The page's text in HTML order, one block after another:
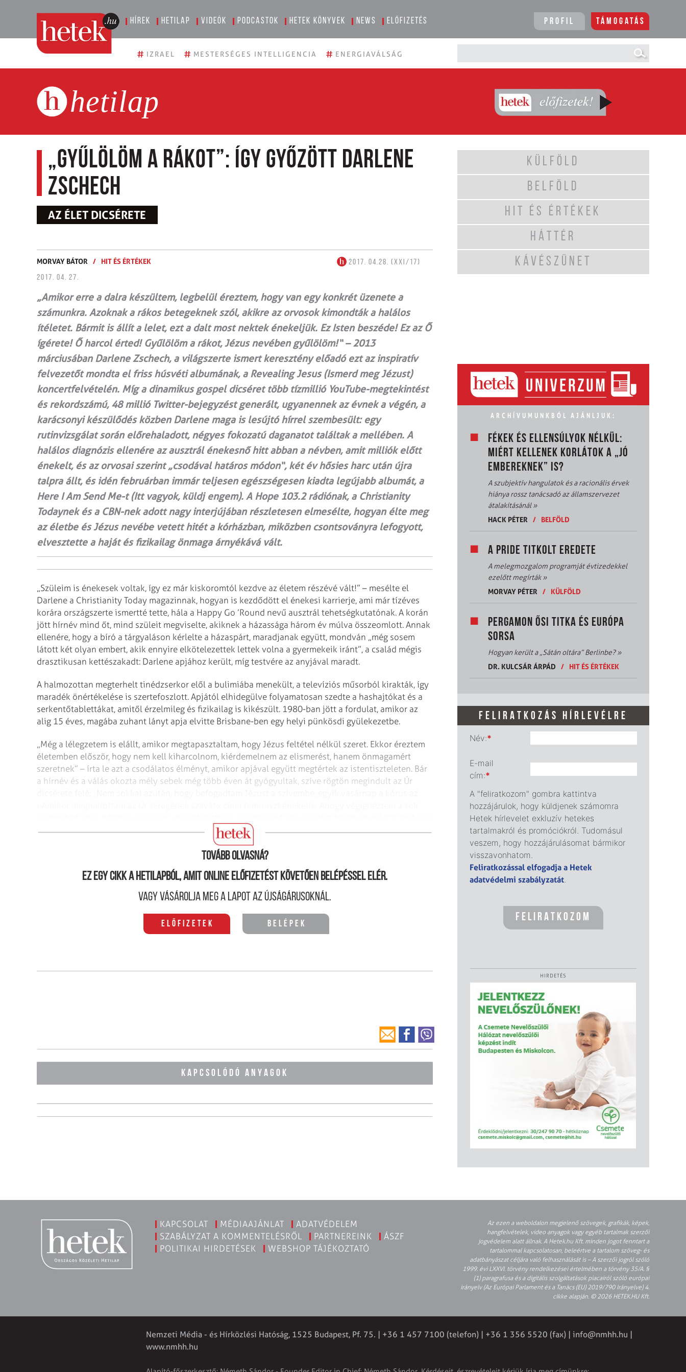
Hírek Hetilap Videók Podcastok Hetek könyvek News Előfizetés Profil Támogatás
# IZRAEL # MESTERSÉGES INTELLIGENCIA # ENERGIAVÁLSÁG
hetilap
„Gyűlölöm a rákot”: Így győzött Darlene
Zschech
AZ ÉLET DICSÉRETE
MORVAY BÁTOR / HIT ÉS ÉRTÉKEK
2017. 04.28. (XXI/17)
2017. 04. 27.
„Amikor erre a dalra készültem, legbelül éreztem, hogy van egy konkrét üzenete a
számunkra. Azoknak a rákos betegeknek szól, akikre az orvosok kimondták a halálos
ítéletet. Bármit is állít a lelet, ezt a dalt most nektek énekeljük. Ez Isten beszéde! Ez az Ő
ígérete! Ő harcol érted! Gyűlölöm a rákot, Jézus nevében gyűlölöm!“ – 2013
márciusában Darlene Zschech, a világszerte ismert keresztény előadó ezt az inspiratív
felvezetőt mondta el friss húsvéti albumának, a Revealing Jesus (Ismerd meg Jézust)
koncertfelvételén. Míg a dinamikus gospel dicséret több tízmillió YouTube-megtekintést
és rekordszámú, 48 millió Twitter-bejegyzést generált, ugyanennek az évnek a végén, a
karácsonyi készülődés közben Darlene maga is lesújtó hírrel szembesült: egy
rutinvizsgálat során előrehaladott, négyes fokozatú daganatot találtak a mellében. A
halálos diagnózis ellenére az ausztrál énekesnő hitt abban a névben, amit milliók előtt
énekelt, és az orvosai szerint „csodával határos módon“, két év hősies harc után újra
talpra állt, és idén februárban immár teljesen egészségesen kiadta legújabb albumát, a
Here I Am Send Me-t (Itt vagyok, küldj engem). A Hope 103.2 rádiónak, a Christianity
Todaynek és a CBN-nek adott nagy interjújában részletesen elmesélte, hogyan élte meg
az életbe és Jézus nevébe vetett hitét a kórházban, miközben csontsoványra lefogyott,
elvesztette a haját és fizikailag önmaga árnyékává vált.
„Szüleim is énekesek voltak, így ez már kiskoromtól kezdve az életem részévé vált!” – mesélte el
Darlene a Christianity Today magazinnak, hogyan is kezdődött el énekesi karrierje, ami már tízéves
korára országszerte ismertté tette, hála a Happy Go ’Round nevű ausztrál tehetségkutatónak. A korán
jött hírnév mind őt, mind szüleit megviselte, akiknek a házassága három év múlva összeomlott. Annak
ellenére, hogy a bíró a tárgyaláson kérlelte a házaspárt, maradjanak együtt, mondván „még sosem
látott két olyan embert, akik ennyire elkötelezettek lettek volna a gyermekeik iránt”, a család mégis
drasztikusan kettészakadt: Darlene apjához került, míg testvére az anyjával maradt.
A halmozottan megterhelt tinédzserkor elől a bulimiába menekült, a televíziós műsorból kirakták, így
maradék önértékelése is szertefoszlott. Apjától elhidegülve folyamatosan szedte a hashajtókat és a
serkentőtablettákat, amitől érzelmileg és fizikailag is kikészült. 1980-ban jött a fordulat, amikor az
alig 15 éves, magába zuhant lányt apja elvitte Brisbane-ben egy helyi pünkösdi gyülekezetbe.
„Még a lélegzetem is elállt, amikor megtapasztaltam, hogy Jézus feltétel nélkül szeret. Ekkor éreztem
életemben először, hogy nem kell kiharcolnom, kiérdemelnem az elismerést, hanem önmagamért
szeretnek” – írta le azt a csodálatos élményt, amikor apjával együtt megtértek az istentiszteleten. Bár
a hírnév és a válás okozta mély sebek még több éven át gyógyultak, szíve rögtön megindult az Úr
képet kaptam arról, mekkora erő van a közösségi dicséretben.”
Tovább olvasná?
Ez egy cikk a hetilapból, amit online előfizetést követően belépéssel elér.
Vagy vásárolja meg a lapot az újságárusoknál.
Előfizetek Belépek
KAPCSOLÓDÓ ANYAGOK
KÜLFÖLD
BELFÖLD
HIT ÉS ÉRTÉKEK
HÁTTÉR
KÁVÉSZÜNET
ARCHÍVUMUNKBÓL AJÁNLJUK:
FÉKEK ÉS ELLENSÚLYOK NÉLKÜL:
MIÉRT KELLENEK KORLÁTOK A „JÓ
EMBEREKNEK” IS?
A szubjektív hangulatok és a racionális érvek
hiánya rossz tanácsadó az államszervezet
átalakításánál»
HACK PÉTER
/ BELFÖLD
A PRIDE TITKOLT EREDETE
A melegmozgalom programját évtizedekkel
ezelőtt megírták»
MORVAY PÉTER
/ KÜLFÖLD
PERGAMON ŐSI TITKA ÉS EURÓPA
SORSA
Hogyan került a „Sátán oltára” Berlinbe?»
DR. KULCSÁR ÁRPÁD
/ HIT ÉS ÉRTÉKEK
FELIRATKOZÁS HÍRLEVÉLRE
Név:*
E-mail
cím:*
A "feliratkozom" gombra kattintva
hozzájárulok, hogy küldjenek számomra
Hetek hírlevelet exkluzív hetekes
tartalmakról és promóciókról. Tudomásul
veszem, hogy hozzájárulásomat bármikor
visszavonhatom.
Feliratkozással elfogadja a Hetek
adatvédelmi szabályzatát.
HIRDETÉS
KAPCSOLAT MÉDIAAJÁNLAT
ADATVÉDELEM
SZABÁLYZAT A KOMMENTELÉSRŐL
PARTNEREINK
ÁSZF
POLITIKAI HIRDETÉSEK
WEBSHOP TÁJÉKOZTATÓ
Az ezen a weboldalon megjelenő szövegek, grafikák, képek,
hangfelvételek, video anyagok vagy egyéb tartalmak szerzői
jogvédelem alatt állnak. A Hetek.hu Kft. minden jogot fenntart a
tartalommal kapcsolatosan, beleértve a tartalom szöveg- és
adatbányászat céljára való felhasználását is – A szerzői jogról szóló
1999. évi LXXVI. törvény rendelkezései értelmében a törvény 35/A. §
(1) paragrafusa és a digitális szolgáltatások piacairól szóló európai
irányelv (Az Európai Parlament és a Tanács (EU) 2019/790 Irányelve) 4.
cikke alapján. © 2026 HETEK.HU Kft.
Nemzeti Média - és Hírközlési Hatóság, 1525 Budapest, Pf. 75. | +36 1 457 7100 (telefon) | +36 1 356 5520 (fax) | info@nmhh.hu
www.nmhh.hu